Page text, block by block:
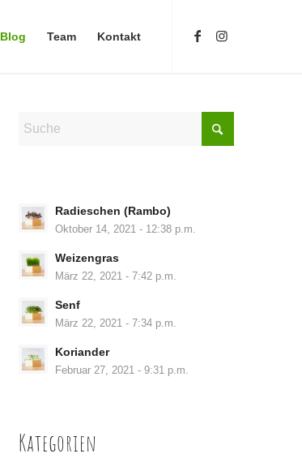
Blog Team Kontakt
Radieschen (Rambo)
Oktober 14, 2021 - 12:38 p.m.
Weizengras
März 22, 2021 - 7:42 p.m.
Senf
März 22, 2021 - 7:34 p.m.
Koriander
Februar 27, 2021 - 9:31 p.m.
Kategorien